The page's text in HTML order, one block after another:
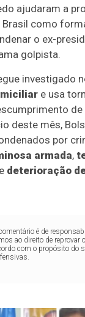
ajudaram a
Brasil como
o ex-
golpista.
investigado
e usa
deste mês,
por
armada,
e deterioração
é de
ao direito de reprovar
com o propósito do